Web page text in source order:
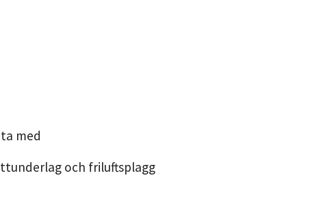
med
och friluftsplagg